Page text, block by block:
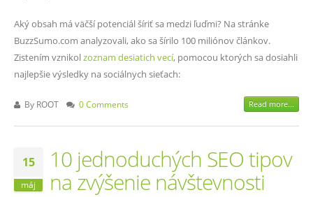
Aký obsah má väčší potenciál šíriť sa medzi ľuďmi? Na stránke
BuzzSumo.com analyzovali, ako sa šírilo 100 miliónov článkov.
Zistením vznikolzoznam desiatich vecí, pomocou ktorých sa dosiahli
najlepšie výsledky na sociálnych sieťach:
By ROOT 0 Comments Read more...
15
máj
10 jednoduchých SEO tipov
na zvýšenie návštevnosti